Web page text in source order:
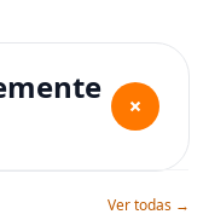
+
Ver todas →